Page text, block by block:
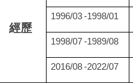
經歷
1996/03-1998/01
1998/07-1989/08
2016/08-2022/07